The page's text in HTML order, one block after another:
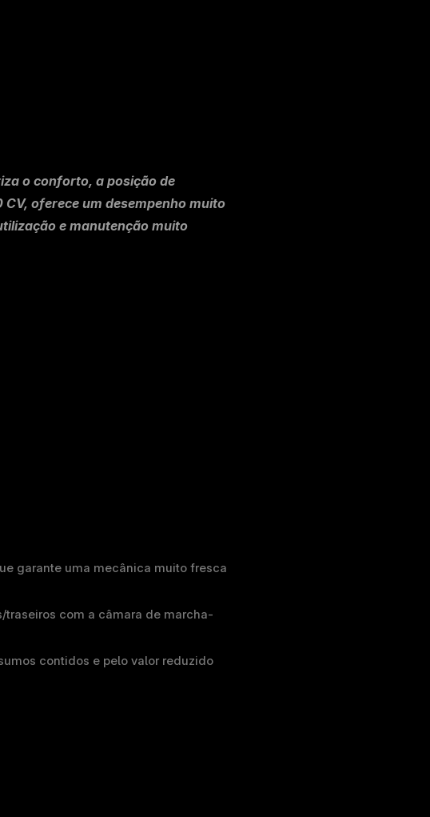
o conforto, a posição de
oferece um desempenho muito
e manutenção muito
garante uma mecânica muito fresca
com a câmara de marcha-
contidos e pelo valor reduzido